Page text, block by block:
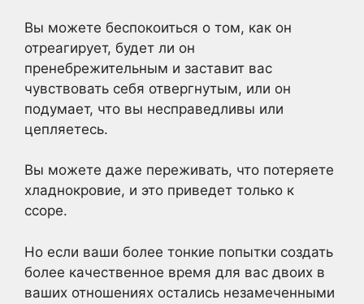
Вы можете беспокоиться о том, как он
отреагирует, будет ли он
пренебрежительным и заставит вас
чувствовать себя отвергнутым, или он
подумает, что вы несправедливы или
цепляетесь.
Вы можете даже переживать, что потеряете
хладнокровие, и это приведет только к
ссоре.
Но если ваши более тонкие попытки создать
более качественное время для вас двоих в
ваших отношениях остались незамеченными